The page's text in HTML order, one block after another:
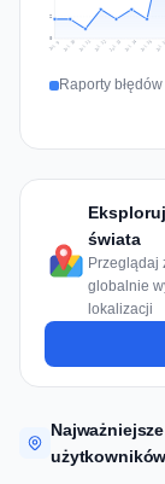
2
Jul 9 Jul 10 Jul 11 Jul 12 Jul 13 Jul 14 Jul 15 Jul
Raporty błędów
świata
Przeglądaj
globalnie
lokalizacji
użytkowników